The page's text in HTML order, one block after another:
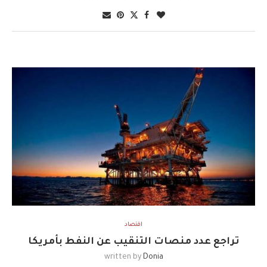
اقتصاد
تراجع عدد منصات التنقيب عن النفط بأمريكا
written by Donia